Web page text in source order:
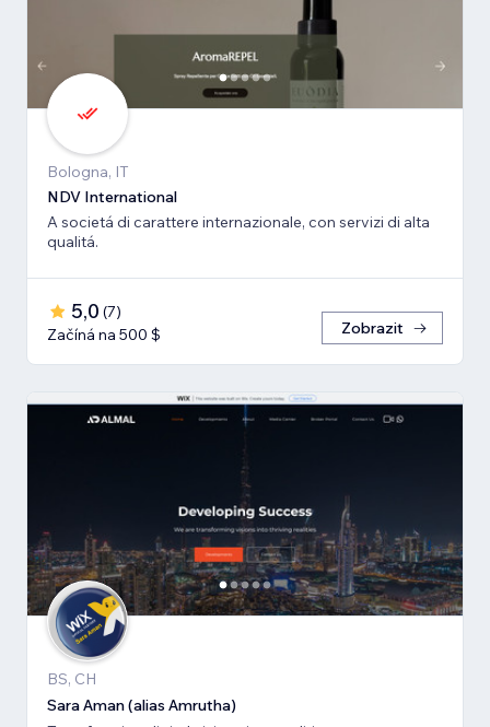
Bologna, IT
NDV International
A societá di carattere internazionale, con servizi di alta
qualitá.
5,0 (7)
Začíná na 500 $
Zobrazit
BS, CH
Sara Aman (alias Amrutha)